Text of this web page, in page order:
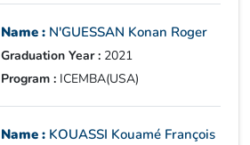
Name : N'GUESSAN Konan Roger
Graduation Year : 2021
Program : ICEMBA(USA)
Name : KOUASSI Kouamé François